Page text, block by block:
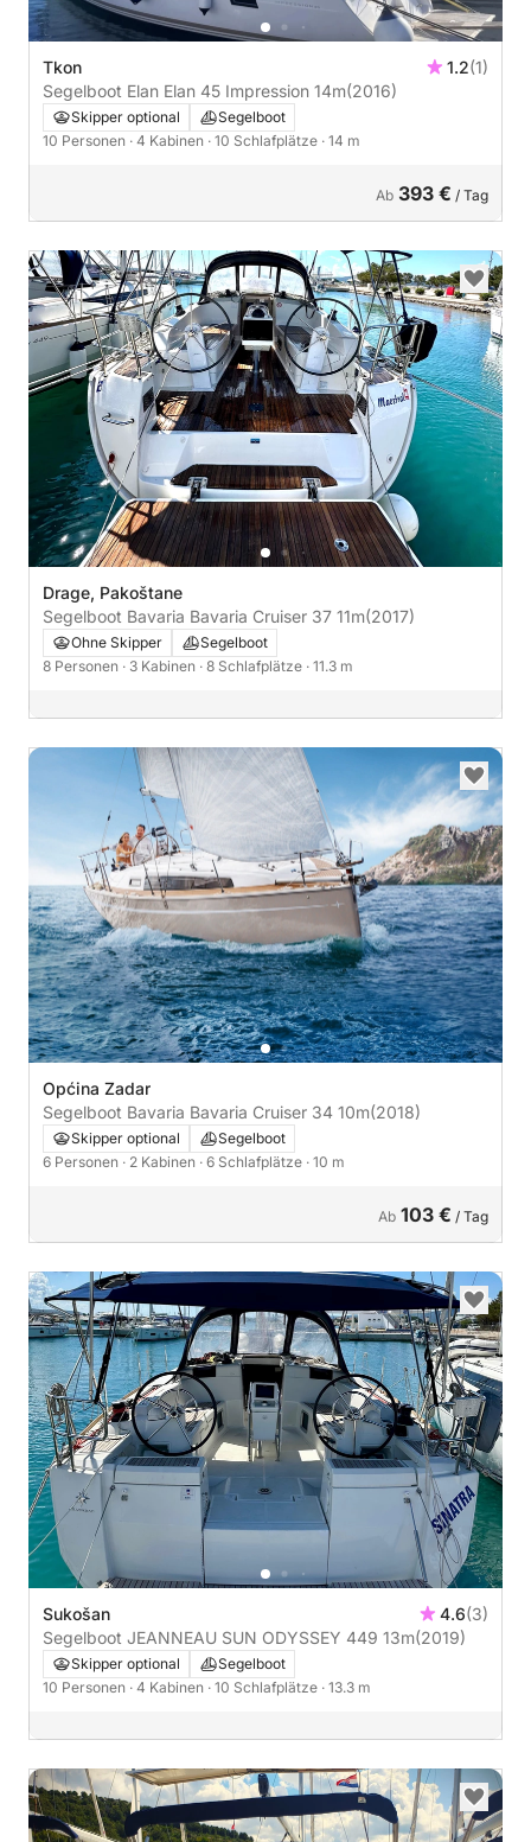
Tkon 1.2(1)
Segelboot Elan Elan 45 Impression 14m(2016)
Skipper optional
Segelboot
10 Personen · 4 Kabinen · 10 Schlafplätze · 14 m
Ab 393 € / Tag
Drage, Pakoštane
Segelboot Bavaria Bavaria Cruiser 37 11m(2017)
Ohne Skipper
Segelboot
8 Personen · 3 Kabinen · 8 Schlafplätze · 11.3 m
Općina Zadar
Segelboot Bavaria Bavaria Cruiser 34 10m(2018)
Skipper optional
Segelboot
6 Personen · 2 Kabinen · 6 Schlafplätze · 10 m
Ab 103 € / Tag
Sukošan 4.6(3)
Segelboot JEANNEAU SUN ODYSSEY 449 13m(2019)
Skipper optional
Segelboot
10 Personen · 4 Kabinen · 10 Schlafplätze · 13.3 m